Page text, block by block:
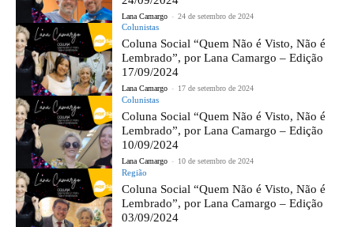
Lana Camargo - 24 de setembro de 2024
Colunistas
Coluna Social “Quem Não é Visto, Não é
Lembrado”, por Lana Camargo – Edição
17/09/2024
Lana Camargo - 17 de setembro de 2024
Colunistas
Coluna Social “Quem Não é Visto, Não é
Lembrado”, por Lana Camargo – Edição
10/09/2024
Lana Camargo - 10 de setembro de 2024
Região
Coluna Social “Quem Não é Visto, Não é
Lembrado”, por Lana Camargo – Edição
03/09/2024